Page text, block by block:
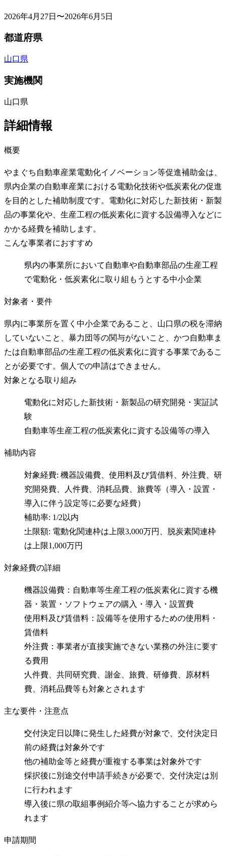
2026年4月27日〜2026年6月5日
都道府県
山口県
実施機関
山口県
詳細情報
概要
やまぐち自動車産業電動化イノベーション等促進補助金は、
県内企業の自動車産業における電動化技術や低炭素化の促進
を目的とした補助制度です。電動化に対応した新技術・新製
品の事業化や、生産工程の低炭素化に資する設備導入などに
かかる経費を補助します。
こんな事業者におすすめ
県内の事業所において自動車や自動車部品の生産工程
で電動化・低炭素化に取り組もうとする中小企業
対象者・要件
県内に事業所を置く中小企業であること、山口県の税を滞納
していないこと、暴力団等の関与がないこと、かつ自動車ま
たは自動車部品の生産工程の低炭素化に資する事業であるこ
とが必要です。個人での申請はできません。
対象となる取り組み
電動化に対応した新技術・新製品の研究開発・実証試
験
自動車等生産工程の低炭素化に資する設備等の導入
補助内容
対象経費: 機器設備費、使用料及び賃借料、外注費、研
究開発費、人件費、消耗品費、旅費等（導入・設置・
導入に伴う設定等に必要な経費）
補助率: 1/2以内
上限額: 電動化関連枠は上限3,000万円、脱炭素関連枠
は上限1,000万円
対象経費の詳細
機器設備費：自動車等生産工程の低炭素化に資する機
器・装置・ソフトウェアの購入・導入・設置費
使用料及び賃借料：設備等を使用するための使用料・
賃借料
外注費：事業者が直接実施できない業務の外注に要す
る費用
人件費、共同研究費、謝金、旅費、研修費、原材料
費、消耗品費等も対象とされます
主な要件・注意点
交付決定日以降に発生した経費が対象で、交付決定日
前の経費は対象外です
他の補助金等と経費が重複する事業は対象外です
採択後に別途交付申請手続きが必要で、交付決定は別
に行われます
導入後に県の取組事例紹介等へ協力することが求めら
れます
申請期間